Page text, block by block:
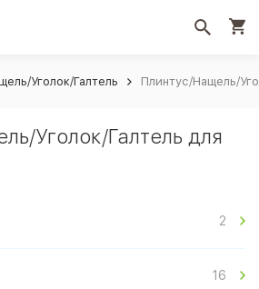
Уголок/Галтель Плинтус/Нащель/
Уголок/Галтель для
2
16